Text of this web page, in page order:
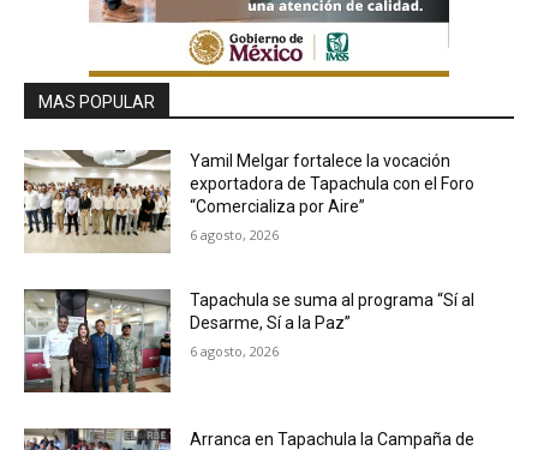
MAS POPULAR
Yamil Melgar fortalece la vocación
exportadora de Tapachula con el Foro
“Comercializa por Aire”
6 agosto, 2026
Tapachula se suma al programa “Sí al
Desarme, Sí a la Paz”
6 agosto, 2026
Arranca en Tapachula la Campaña de